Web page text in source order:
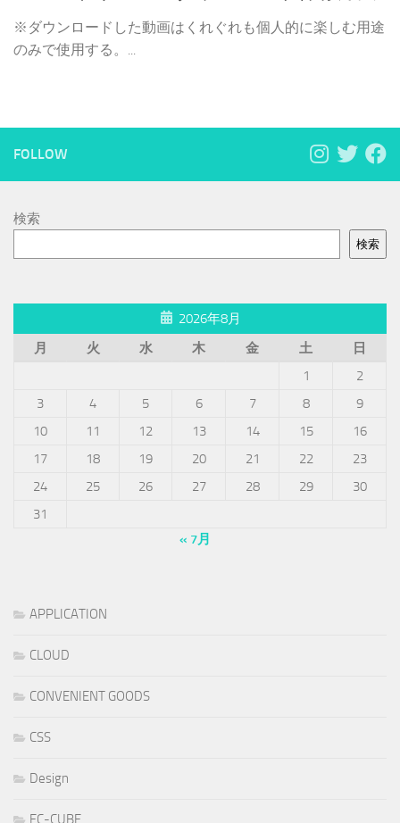
※ダウンロードした動画はくれぐれも個人的に楽しむ用途
のみで使用する。...
FOLLOW
検索
検索
2026年8月
月
火 水 木 金 土
日
1
2
3
4 5 6 7 8
9
10
11 12 13 14 15
16
17
18 19 20 21 22
23
24
25 26 27 28 29
30
31
« 7月
APPLICATION
CLOUD
CONVENIENT GOODS
CSS
Design
EC-CUBE